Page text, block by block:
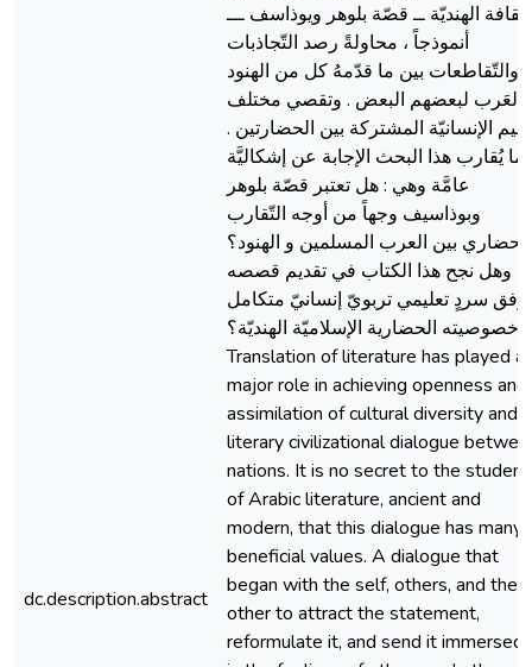
dc.description.abstract
الهنديّة ــ قصّة بلوهر ويوذاسف ـــ
أنموذجاً ، محاولةً رصد التّجاذبات
والتّقاطعات بين ما قدّمهُ كل من الهنود
والعَرب لبعضهم البعض . وتقصي مختلف
الإنسانيّة المشتركة بين الحضارتين .
يُقارب هذا البحث الإجابة عن إشكاليَّة
عامَّة وهي : هل تعتبر قصّة بلوهر
وبوذاسيف وجهاً من أوجه التّقارب
الحضاري بين العرب المسلمين و الهنود؟
وهل نجح هذا الكتاب في تقديم قصصه
وفق سردٍ تعليمي تربويّ إنسانيّ متكامل
خصوصيته الحضارية الإسلاميّة الهنديّة؟
Translation of literature has played a
major role in achieving openness and
assimilation of cultural diversity and
literary civilizational dialogue
nations. It is no secret to the student
of Arabic literature, ancient and
modern, that this dialogue has many
beneficial values. A dialogue that
began with the self, others, and the
other to attract the statement,
reformulate it, and send it immersed